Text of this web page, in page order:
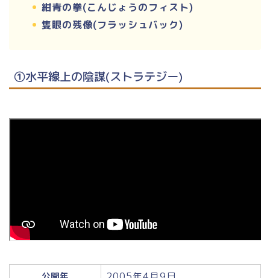
紺青の拳(こんじょうのフィスト)
隻眼の残像(フラッシュバック)
①水平線上の陰謀(ストラテジー)